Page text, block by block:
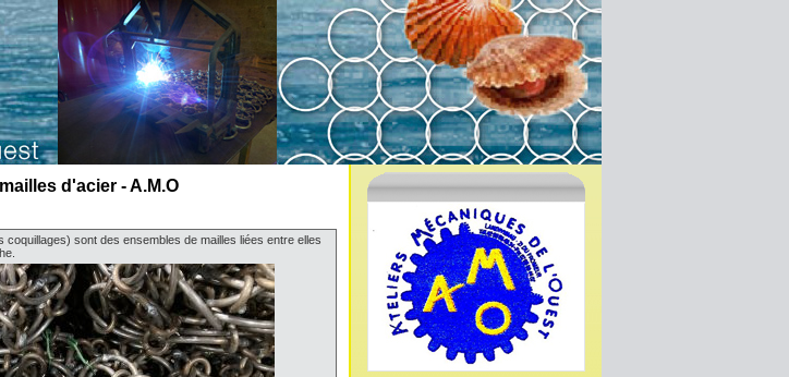
d'acier - A.M.O
coquillages) sont des ensembles de mailles liées entre elles